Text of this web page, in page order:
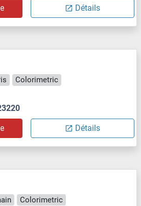
Détails
Colorimetric
Détails
Colorimetric